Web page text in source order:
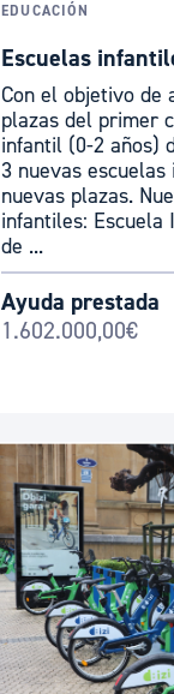
EDUCACIÓN
Escuelas
Con el objetivo de
plazas del primer
infantil (0-2 años)
3 nuevas
nuevas plazas.
infantiles:
de ...
Ayuda prestada
1.602.000,00€